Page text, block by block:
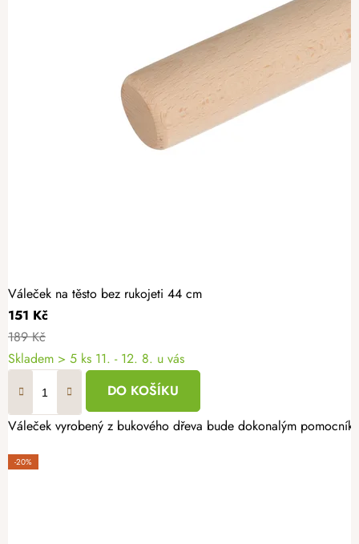
Váleček na těsto bez rukojeti 44 cm
151 Kč
189 Kč
Skladem > 5 ks 11. - 12. 8. u vás
DO KOŠÍKU
Váleček vyrobený z bukového dřeva bude dokonalým
-20%